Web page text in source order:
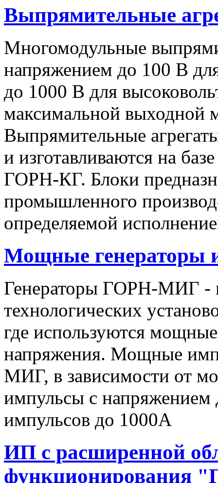
Выпрямительные
Многомодульные
напряжением до 100 В
до 1000 В для
максимальной
Выпрямительные
и изготавливаются на
ГОРН-КГ. Блоки
промышленного
определяемой
Мощные
Генераторы ГОРН-МИГ -
технологических
где используются
напряжения. Мощные
МИГ, в зависимости от
импульсы c
импульсов до 1000А
ИП с расширенной
функционирования